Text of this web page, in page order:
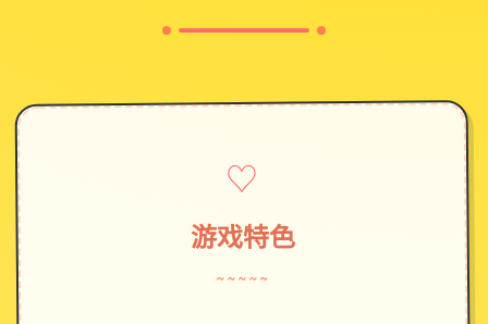
♡
游戏特色
~~~~~